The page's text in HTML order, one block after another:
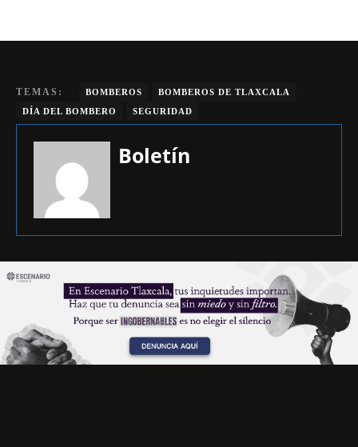
TEMAS: BOMBEROS
BOMBEROS DE TLAXCALA
DÍA DEL BOMBERO
SEGURIDAD
Boletín